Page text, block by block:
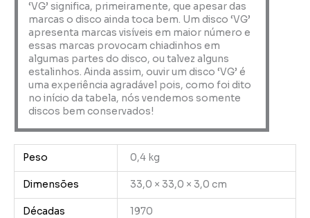
‘VG’ significa, primeiramente, que apesar das
marcas o disco ainda toca bem. Um disco ‘VG’
apresenta marcas visíveis em maior número e
essas marcas provocam chiadinhos em
algumas partes do disco, ou talvez alguns
estalinhos. Ainda assim, ouvir um disco ‘VG’ é
uma experiência agradável pois, como foi dito
no início da tabela, nós vendemos somente
discos bem conservados!
Peso 0,4 kg
Dimensões 33,0 × 33,0 × 3,0 cm
Décadas 1970